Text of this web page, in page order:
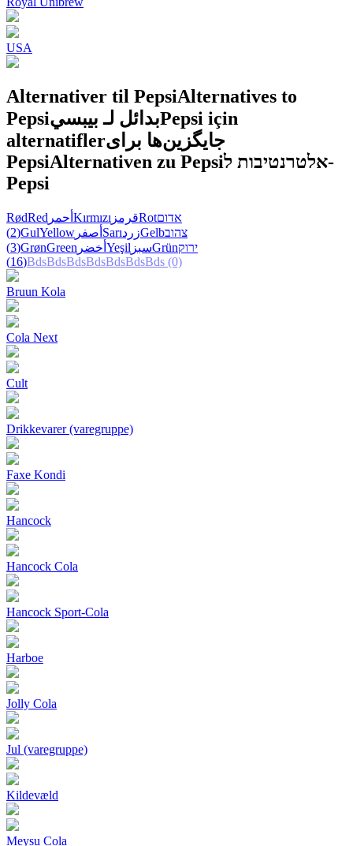
USA
Alternativer til PepsiAlternatives to
Pepsiبدائل لـ بيبسيPepsi için
alternatiflerجایگزین‌ها برای
PepsiAlternativen zu Pepsiאלטרנטיבות ל-
Pepsi
RødRed أحمر Kırmızı قرمزRotאדום
(2)GulYellow أصفر SarıزردGelbצהוב
(3)GrønGreen أخضر Yeşil سبزGrünירוק
(16)BdsBdsBdsBdsBdsBdsBds (0)
Bruun Kola
Cola Next
Cult
Drikkevarer (varegruppe)
Faxe Kondi
Hancock
Hancock Cola
Hancock Sport-Cola
Harboe
Jolly Cola
Jul (varegruppe)
Kildevæld
Meysu Cola